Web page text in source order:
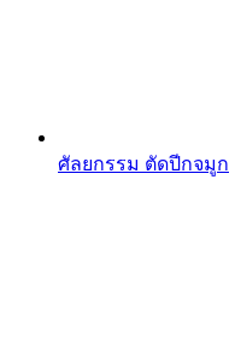
ศัลยกรรม ตัดปีกจมูก